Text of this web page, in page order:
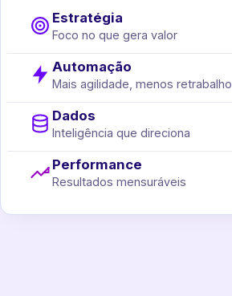
Estratégia
Foco no que gera valor
Automação
Mais agilidade, menos retrabalho
Dados
Inteligência que direciona
Performance
Resultados mensuráveis